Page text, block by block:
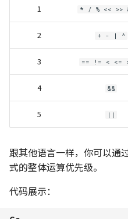
1 * / % << >>
2 + - | ^
3 == != < <=
4 &&
5 ||
跟其他语言一样，你可以通
式的整体运算优先级。
代码展示：